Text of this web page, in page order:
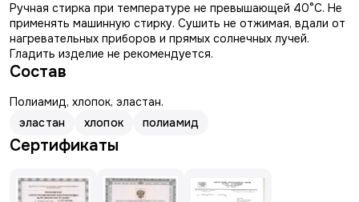
Ручная стирка при температуре не превышающей 40°С. Не
применять машинную стирку. Сушить не отжимая, вдали от
нагревательных приборов и прямых солнечных лучей.
Гладить изделие не рекомендуется.
Состав
Полиамид, хлопок, эластан.
эластан
хлопок полиамид
Сертификаты